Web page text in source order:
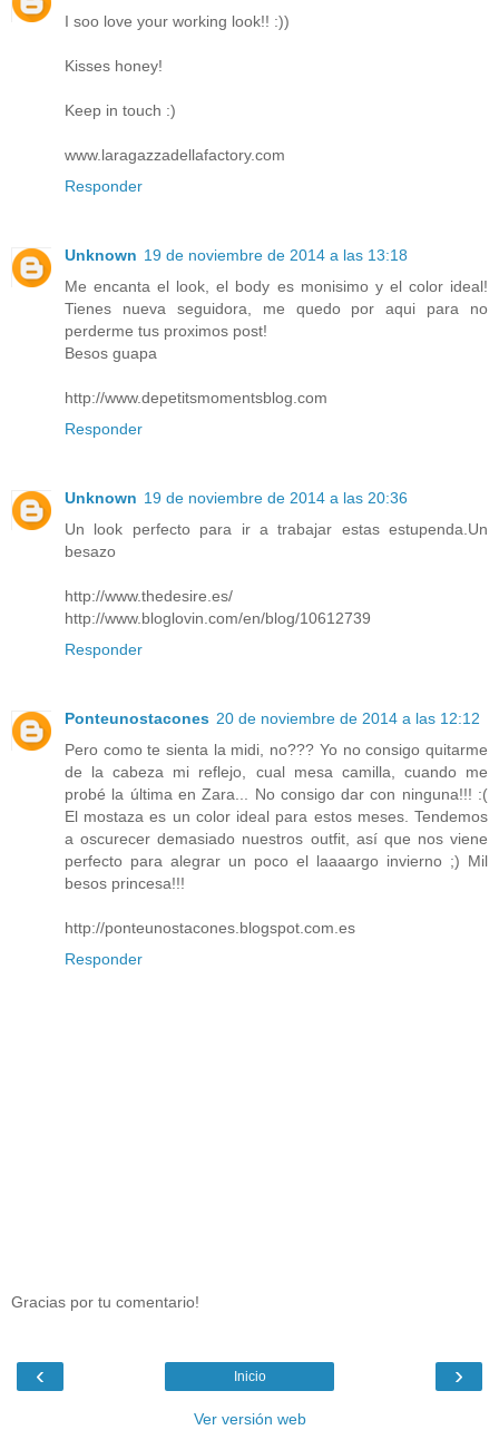
I soo love your working look!! :))
Kisses honey!
Keep in touch :)
www.laragazzadellafactory.com
Responder
Unknown 19 de noviembre de 2014 a las 13:18
Me encanta el look, el body es monisimo y el color ideal!
Tienes nueva seguidora, me quedo por aqui para no
perderme tus proximos post!
Besos guapa
http://www.depetitsmomentsblog.com
Responder
Unknown 19 de noviembre de 2014 a las 20:36
Un look perfecto para ir a trabajar estas estupenda.Un
besazo
http://www.thedesire.es/
http://www.bloglovin.com/en/blog/10612739
Responder
Ponteunostacones 20 de noviembre de 2014 a las 12:12
Pero como te sienta la midi, no??? Yo no consigo quitarme
de la cabeza mi reflejo, cual mesa camilla, cuando me
probé la última en Zara... No consigo dar con ninguna!!! :(
El mostaza es un color ideal para estos meses. Tendemos
a oscurecer demasiado nuestros outfit, así que nos viene
perfecto para alegrar un poco el laaaargo invierno ;) Mil
besos princesa!!!
http://ponteunostacones.blogspot.com.es
Responder
Gracias por tu comentario!
‹ ›
Inicio
Ver versión web